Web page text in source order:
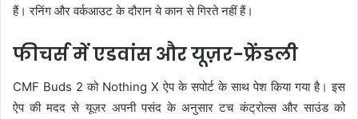
हैं। रनिंग और वर्कआउट के दौरान ये कान से गिरते नहीं हैं।
फीचर्स में एडवांस और यूज़र-फ्रेंडली
CMF Buds 2 को Nothing X ऐप के सपोर्ट के साथ पेश किया गया है। इस
ऐप की मदद से यूज़र अपनी पसंद के अनुसार टच कंट्रोल्स और साउंड को